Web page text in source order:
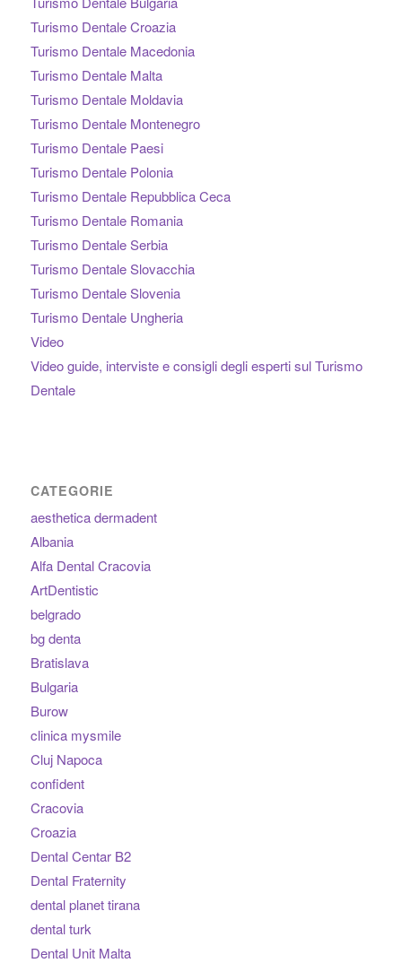
Turismo Dentale Croazia
Turismo Dentale Macedonia
Turismo Dentale Malta
Turismo Dentale Moldavia
Turismo Dentale Montenegro
Turismo Dentale Paesi
Turismo Dentale Polonia
Turismo Dentale Repubblica Ceca
Turismo Dentale Romania
Turismo Dentale Serbia
Turismo Dentale Slovacchia
Turismo Dentale Slovenia
Turismo Dentale Ungheria
Video
Video guide, interviste e consigli degli esperti sul Turismo
Dentale
CATEGORIE
aesthetica dermadent
Albania
Alfa Dental Cracovia
ArtDentistic
belgrado
bg denta
Bratislava
Bulgaria
Burow
clinica mysmile
Cluj Napoca
confident
Cracovia
Croazia
Dental Centar B2
Dental Fraternity
dental planet tirana
dental turk
Dental Unit Malta